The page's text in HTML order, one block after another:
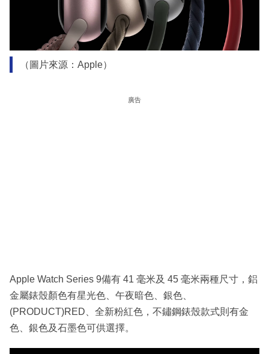
（圖片來源：Apple）
廣告
Apple Watch Series 9備有 41 毫米及 45 毫米兩種尺寸，鋁
金屬錶殼顏色有星光色、午夜暗色、銀色、
(PRODUCT)RED、全新粉紅色，不鏽鋼錶殼款式則有金
色、銀色及石墨色可供選擇。